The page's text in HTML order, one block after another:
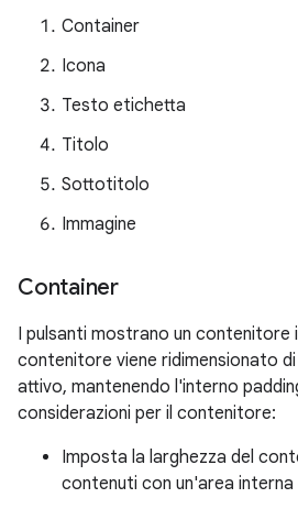
Container
Icona
Testo etichetta
Titolo
Sottotitolo
Immagine
Container
I pulsanti mostrano un contenitore
contenitore viene ridimensionato di
attivo, mantenendo l'interno
considerazioni per il contenitore:
Imposta la larghezza del
contenuti con un'area